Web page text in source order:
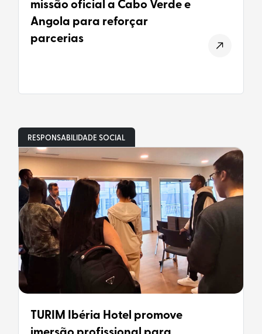
missão oficial a Cabo Verde e
Angola para reforçar
parcerias
RESPONSABILIDADE SOCIAL
TURIM Ibéria Hotel promove